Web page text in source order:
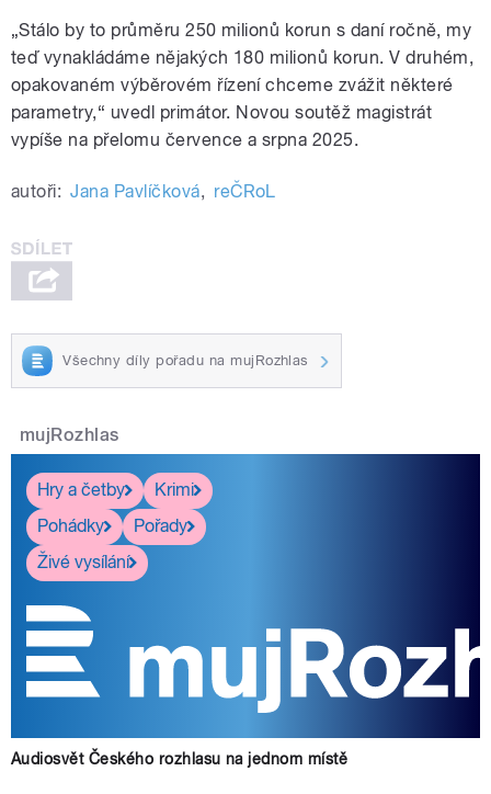
„Stálo by to průměru 250 milionů korun s daní ročně, my
teď vynakládáme nějakých 180 milionů korun. V druhém,
opakovaném výběrovém řízení chceme zvážit některé
parametry,“ uvedl primátor. Novou soutěž magistrát
vypíše na přelomu července a srpna 2025.
autoři: Jana Pavlíčková, reČRoL
Všechny díly pořadu na mujRozhlas
mujRozhlas
Hry a četby
Krimi
Pohádky
Pořady
Živé vysílání
Audiosvět Českého rozhlasu na jednom místě